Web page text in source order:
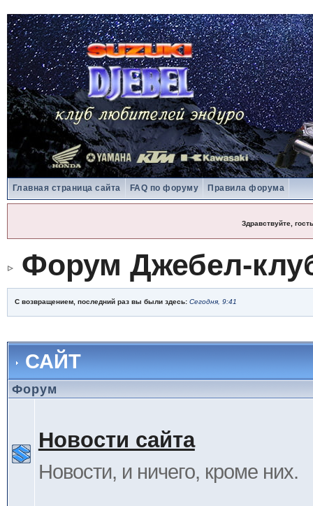
Главная страница сайта FAQ по форуму Правила форума
Здравствуйте, гость
Форум Джебел-
С возвращением, последний раз вы были здесь: Сегодня, 9:41
САЙТ
Форум
Новости сайта
Новости, и ничего, кроме них.